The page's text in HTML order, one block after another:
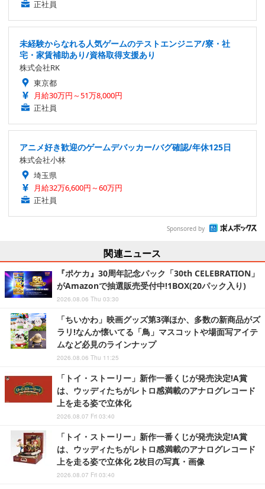
正社員
未経験からなれる人気ゲームのテストエンジニア/寮・社
宅・家賃補助あり/資格取得支援あり
株式会社RK
東京都
月給30万円～51万8,000円
正社員
アニメ好き歓迎のゲームデバッカー/バグ確認/年休125日
株式会社小林
埼玉県
月給32万6,600円～60万円
正社員
Sponsored by
関連ニュース
『ポケカ』30周年記念パック「30th CELEBRATION」
がAmazonで抽選販売受付中!1BOX(20パック入り)
2026.08.06 Thu 03:30
「ちいかわ」映画グッズ第3弾ほか、多数の新商品がズ
ラリ!なんか懐いてる「鳥」マスコットや場面写アイテ
ムなど必見のラインナップ
2026.08.06 Thu 11:25
「トイ・ストーリー」新作一番くじが発売決定!A賞
は、ウッディたちがレトロ感満載のアナログレコード
上を走る姿で立体化
2026.08.07 Fri 03:40
「トイ・ストーリー」新作一番くじが発売決定!A賞
は、ウッディたちがレトロ感満載のアナログレコード
上を走る姿で立体化 2枚目の写真・画像
2026.08.07 Fri 03:40